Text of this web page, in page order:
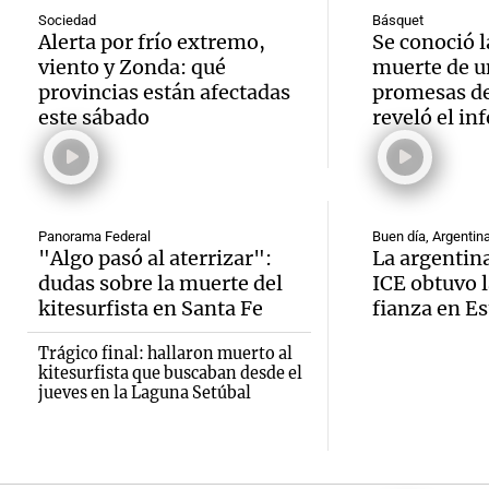
día ?
Una
Episodios
Panorama
Episodios
Una
Episodios
Audio.
a los
lucha
tiempo:
Audio.
que la
Audio.
Sociedad
Alerta por frío extremo,
viento y Zonda: qué
provincias están afectadas
este sábado
Básquet
Se conoció
muerte de
promesas
reveló el
Panorama Federal
"Algo pasó al aterrizar":
dudas sobre la muerte del
kitesurfista en Santa Fe
Trágico final: hallaron muerto al
kitesurfista que buscaban desde el
jueves en la Laguna Setúbal
Buen día,
La
ICE obtuvo
fianza en